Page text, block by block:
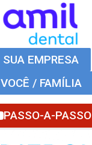
SUA EMPRESA
VOCÊ / FAMÍLIA
PASSO-A-PASSO